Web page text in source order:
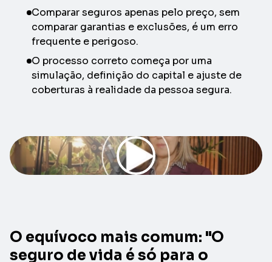
Comparar seguros apenas pelo preço, sem
comparar garantias e exclusões, é um erro
frequente e perigoso.
O processo correto começa por uma
simulação, definição do capital e ajuste de
coberturas à realidade da pessoa segura.
O equívoco mais comum: "O
seguro de vida é só para o